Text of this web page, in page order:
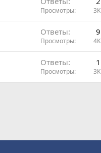
Просмотры 3K
Ответы 9
Просмотры 4K
Ответы 1
Просмотры 3K